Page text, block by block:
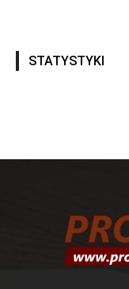
STATYSTYKI